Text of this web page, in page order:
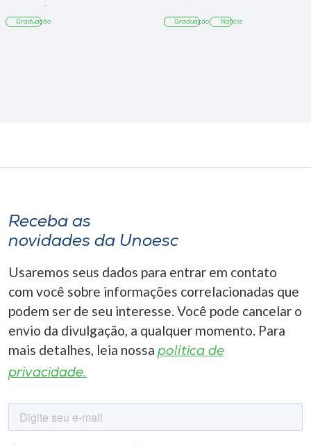
Graduação Graduação Notícia
Receba as
novidades da Unoesc
Usaremos seus dados para entrar em contato
com você sobre informações correlacionadas que
podem ser de seu interesse. Você pode cancelar o
envio da divulgação, a qualquer momento. Para
mais detalhes, leia nossa política de
privacidade.